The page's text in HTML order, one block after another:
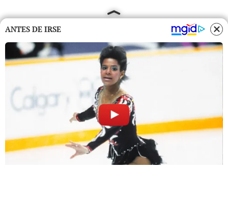
ANTES DE IRSE